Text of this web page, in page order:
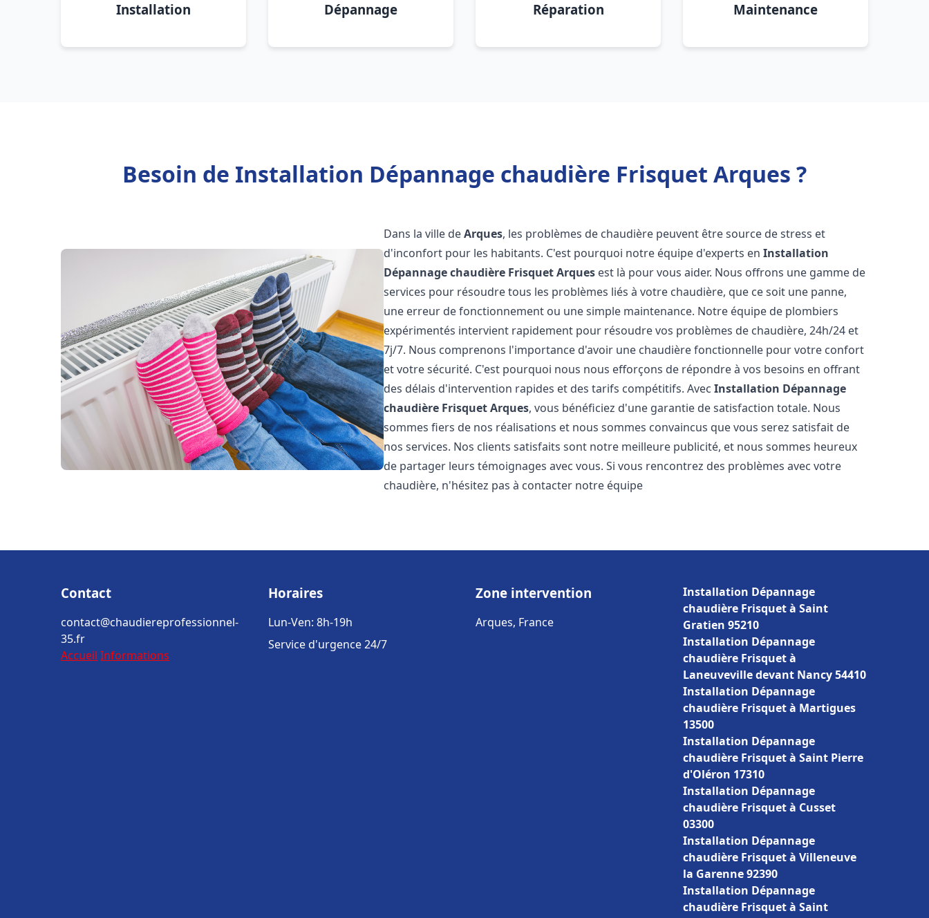
Installation Dépannage Réparation Maintenance
Besoin de Installation Dépannage chaudière Frisquet Arques ?
Dans la ville deArques, les problèmes de chaudière peuvent être source de stress et
d'inconfort pour les habitants. C'est pourquoi notre équipe d'experts enInstallation
Dépannage chaudière FrisquetArques est là pour vous aider. Nous offrons une gamme de
services pour résoudre tous les problèmes liés à votre chaudière, que ce soit une panne,
une erreur de fonctionnement ou une simple maintenance. Notre équipe de plombiers
expérimentés intervient rapidement pour résoudre vos problèmes de chaudière, 24h/24 et
7j/7. Nous comprenons l'importance d'avoir une chaudière fonctionnelle pour votre confort
et votre sécurité. C'est pourquoi nous nous efforçons de répondre à vos besoins en offrant
des délais d'intervention rapides et des tarifs compétitifs. AvecInstallation Dépannage
chaudière FrisquetArques, vous bénéficiez d'une garantie de satisfaction totale. Nous
sommes fiers de nos réalisations et nous sommes convaincus que vous serez satisfait de
nos services. Nos clients satisfaits sont notre meilleure publicité, et nous sommes heureux
de partager leurs témoignages avec vous. Si vous rencontrez des problèmes avec votre
chaudière, n'hésitez pas à contacter notre équipe
Contact
contact@chaudiereprofessionnel-
35.fr
Accueil Informations
Horaires
Lun-Ven: 8h-19h
Service d'urgence 24/7
Zone intervention
Arques, France
Installation Dépannage
chaudière Frisquet à Saint
Gratien 95210
Installation Dépannage
chaudière Frisquet à
Laneuveville devant Nancy 54410
Installation Dépannage
chaudière Frisquet à Martigues
13500
Installation Dépannage
chaudière Frisquet à Saint Pierre
d'Oléron 17310
Installation Dépannage
chaudière Frisquet à Cusset
03300
Installation Dépannage
chaudière Frisquet à Villeneuve
la Garenne 92390
Installation Dépannage
chaudière Frisquet à Saint